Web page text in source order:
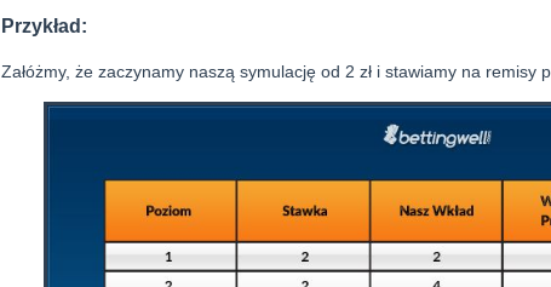
Przykład:
Załóżmy, że zaczynamy naszą symulację od 2 zł i stawiamy na remisy